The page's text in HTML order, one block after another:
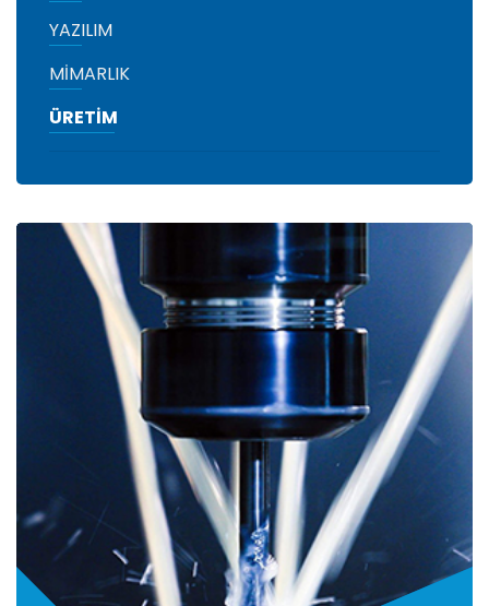
YAZILIM
MİMARLIK
ÜRETİM